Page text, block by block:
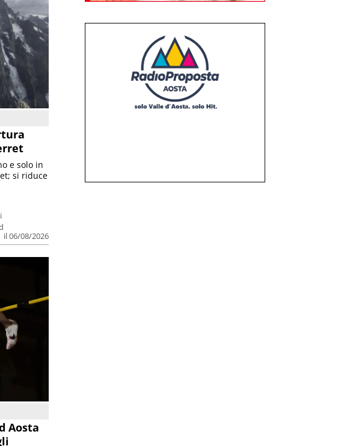
il 06/08/2026
e solo in
si riduce
Aosta